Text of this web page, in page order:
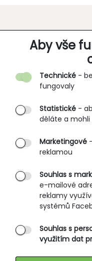
Aby vše
Technické -
fungovaly
Statistické -
děláte a
Marketingové
reklamou
Souhlas s
e-mailové
reklamy
systémů
Souhlas s
využitím dat
O SPOLEČNOSTI
O nás
Partnerské prodejny
B2B vstup
PRŮVODCE
Obchodní podmínky
Rozměrové tabulky
Způsoby doručení
Ochrana osobních
SLUŽBY